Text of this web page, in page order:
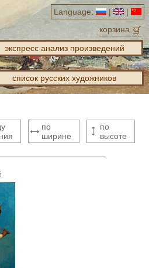
Language: |
|
корзина
экспресс анализ произведений
список русских художников
по
ширине
по
высоте